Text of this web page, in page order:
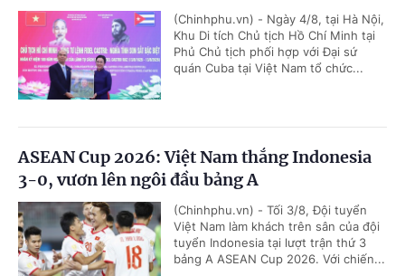
(Chinhphu.vn) - Ngày 4/8, tại Hà Nội,
Khu Di tích Chủ tịch Hồ Chí Minh tại
Phủ Chủ tịch phối hợp với Đại sứ
quán Cuba tại Việt Nam tổ chức...
ASEAN Cup 2026: Việt Nam thắng Indonesia
3-0, vươn lên ngôi đầu bảng A
(Chinhphu.vn) - Tối 3/8, Đội tuyển
Việt Nam làm khách trên sân của đội
tuyển Indonesia tại lượt trận thứ 3
bảng A ASEAN Cup 2026. Với chiến...